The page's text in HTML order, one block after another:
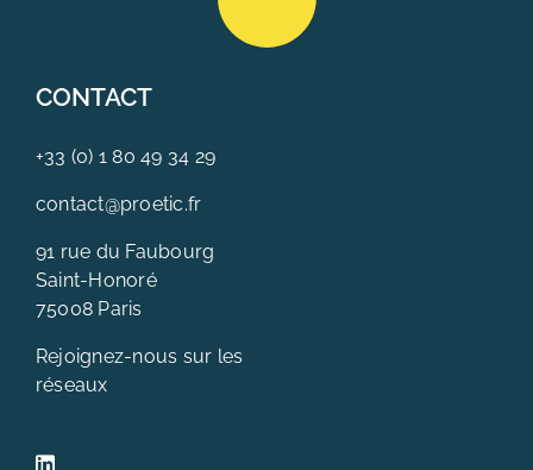
CONTACT
+33 (0) 1 80 49 34 29
contact@proetic.fr
91 rue du Faubourg
Saint-Honoré
75008 Paris
Rejoignez-nous sur les
réseaux